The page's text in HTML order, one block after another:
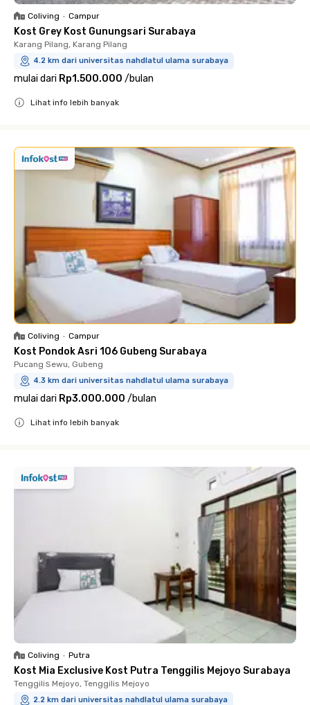
Coliving • Campur
Kost Grey Kost Gunungsari Surabaya
Karang Pilang, Karang Pilang
4.2 km dari universitas nahdlatul ulama surabaya
mulai dari Rp1.500.000 /bulan
Lihat info lebih banyak
Coliving • Campur
Kost Pondok Asri 106 Gubeng Surabaya
Pucang Sewu, Gubeng
4.3 km dari universitas nahdlatul ulama surabaya
mulai dari Rp3.000.000 /bulan
Lihat info lebih banyak
Coliving • Putra
Kost Mia Exclusive Kost Putra Tenggilis Mejoyo Surabaya
Tenggilis Mejoyo, Tenggilis Mejoyo
2.2 km dari universitas nahdlatul ulama surabaya